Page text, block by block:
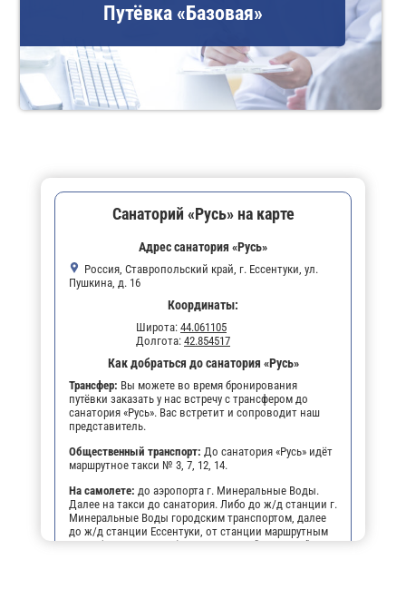
Путёвка «Базовая»
Санаторий «Русь» на карте
Адрес санатория «Русь»
Россия, Ставропольский край, г. Ессентуки, ул.
Пушкина, д. 16
Координаты:
Широта: 44.061105
Долгота: 42.854517
Как добраться до санатория «Русь»
Трансфер: Вы можете во время бронирования
путёвки заказать у нас встречу с трансфером до
санатория «Русь». Вас встретит и сопроводит наш
представитель.
Общественный транспорт: До санатория «Русь» идёт
маршрутное такси № 3, 7, 12, 14.
На самолете: до аэропорта г. Минеральные Воды.
Далее на такси до санатория. Либо до ж/д станции г.
Минеральные Воды городским транспортом, далее
до ж/д станции Ессентуки, от станции маршрутным
такси (№№ 3, 7, 12, 14) до остановки "Виктория",